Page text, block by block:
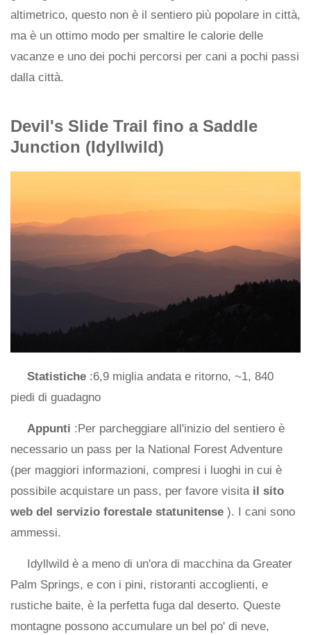
altimetrico, questo non è il sentiero più popolare in città,
ma è un ottimo modo per smaltire le calorie delle
vacanze e uno dei pochi percorsi per cani a pochi passi
dalla città.
Devil's Slide Trail fino a Saddle
Junction (Idyllwild)
Statistiche :6,9 miglia andata e ritorno, ~1, 840
piedi di guadagno
Appunti :Per parcheggiare all'inizio del sentiero è
necessario un pass per la National Forest Adventure
(per maggiori informazioni, compresi i luoghi in cui è
possibile acquistare un pass, per favore visita il sito
web del servizio forestale statunitense ). I cani sono
ammessi.
Idyllwild è a meno di un'ora di macchina da Greater
Palm Springs, e con i pini, ristoranti accoglienti, e
rustiche baite, è la perfetta fuga dal deserto. Queste
montagne possono accumulare un bel po' di neve,